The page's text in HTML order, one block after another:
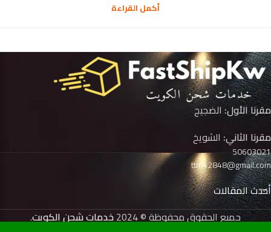
أكمل القراءة
مقرنا الأول:الضجيج
مقرنا الثاني: الشويخ
50603021
ttm42848@gmail.com
أحدث المقالات
جميع الحقوق محفوظة © 2024
خدمات شحن الكويت.